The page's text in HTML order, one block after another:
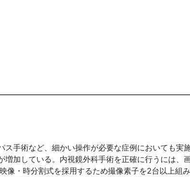
手術など、細かい操作が必要な症例においても実
加している。内視鏡外科手術を正確に行うには、
・時分割式を採用するため撮像素子を2台以上組